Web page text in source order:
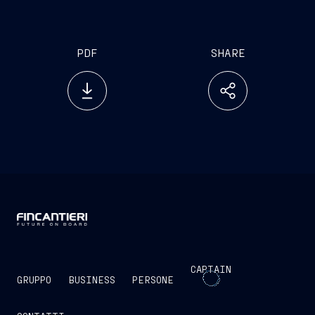
PDF SHARE
GRUPPO BUSINESS PERSONE
CAPTAIN